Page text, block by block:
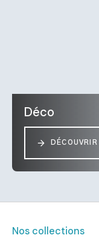
Déco
DÉCOUVRIR
Nos collections